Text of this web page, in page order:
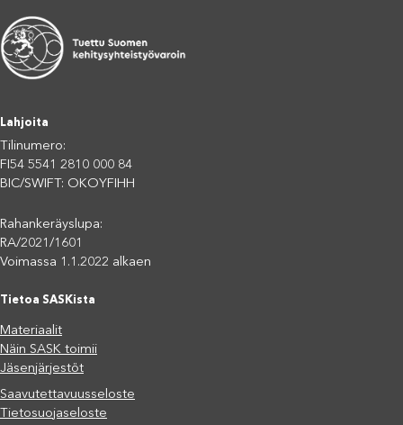
Lahjoita
Tilinumero:
FI54 5541 2810 000 84
BIC/SWIFT: OKOYFIHH
Rahankeräyslupa:
RA/2021/1601
Voimassa 1.1.2022 alkaen
Tietoa SASKista
Materiaalit
Näin SASK toimii
Jäsenjärjestöt
Saavutettavuusseloste
Tietosuojaseloste